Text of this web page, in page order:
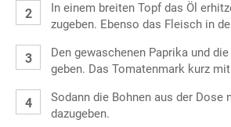
In einem breiten Topf das Öl
zugeben. Ebenso das Fleisch in
Den gewaschenen Paprika und
geben. Das Tomatenmark kurz
Sodann die Bohnen aus der Dose
dazugeben.